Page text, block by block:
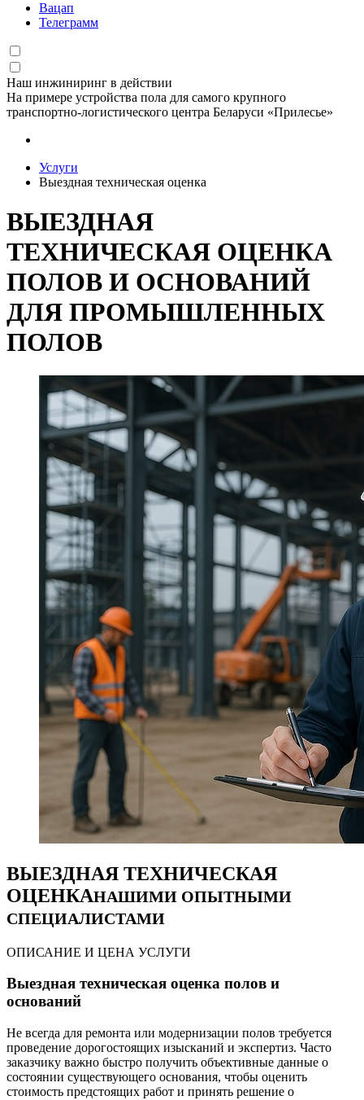
Вацап
Телеграмм
Наш инжиниринг в действии
На примере устройства пола для самого крупного
транспортно-логистического центра Беларуси «Прилесье»
Услуги
Выездная техническая оценка
ВЫЕЗДНАЯ
ТЕХНИЧЕСКАЯ ОЦЕНКА
ПОЛОВ И ОСНОВАНИЙ
ДЛЯ ПРОМЫШЛЕННЫХ
ПОЛОВ
ВЫЕЗДНАЯ ТЕХНИЧЕСКАЯ
ОЦЕНКАНАШИМИ ОПЫТНЫМИ
СПЕЦИАЛИСТАМИ
ОПИСАНИЕ И ЦЕНА УСЛУГИ
Выездная техническая оценка полов и
оснований
Не всегда для ремонта или модернизации полов требуется
проведение дорогостоящих изысканий и экспертиз. Часто
заказчику важно быстро получить объективные данные о
состоянии существующего основания, чтобы оценить
стоимость предстоящих работ и принять решение о